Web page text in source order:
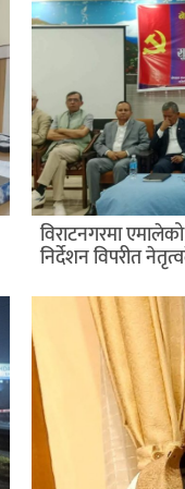
विराटनगरमा
निर्देशन विपरीत